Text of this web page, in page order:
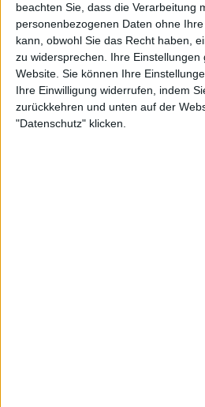
beachten Sie, dass die Verarbeitung
personenbezogenen Daten ohne
kann, obwohl Sie das Recht haben,
zu widersprechen. Ihre
Website. Sie können Ihre
Ihre Einwilligung widerrufen, indem
zurückkehren und unten auf der
"Datenschutz" klicken.
8/10
Review
Manes